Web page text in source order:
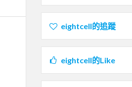
eightcell的追蹤
eightcell的Like